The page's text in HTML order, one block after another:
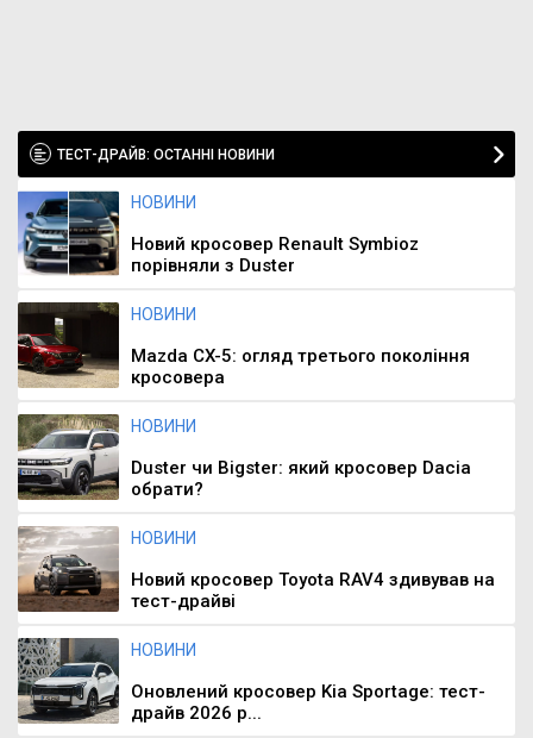
ТЕСТ-ДРАЙВ: ОСТАННІ НОВИНИ
НОВИНИ
Новий кросовер Renault Symbioz
порівняли з Duster
НОВИНИ
Mazda CX-5: огляд третього покоління
кросовера
НОВИНИ
Duster чи Bigster: який кросовер Dacia
обрати?
НОВИНИ
Новий кросовер Toyota RAV4 здивував на
тест-драйві
НОВИНИ
Оновлений кросовер Kia Sportage: тест-
драйв 2026 р...